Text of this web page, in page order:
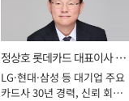
정상호 롯데카드 대표이사 사
장
LG·현대·삼성 등 대기업 주요
카드사 30년 경력, 신뢰 회복